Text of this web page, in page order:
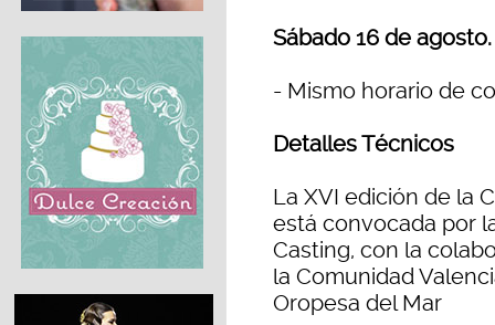
Sábado 16 de
- Mismo horario de
Detalles Técnicos
La XVI edición de la
está convocada por
Casting, con la
la Comunidad
Oropesa del Mar